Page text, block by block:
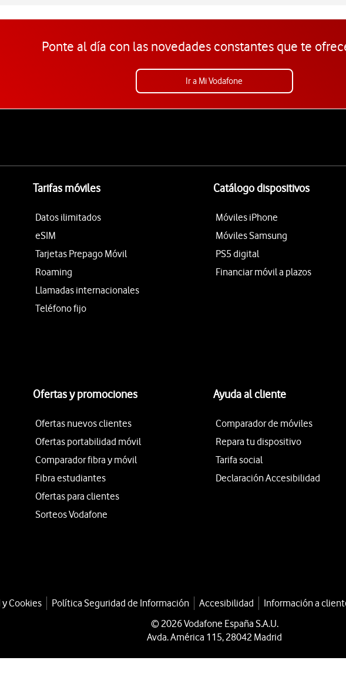
Ponte al día con las novedades constantes que te
Ir a Mi Vodafone
Tarifas móviles
Datos ilimitados
eSIM
Tarjetas Prepago Móvil
Roaming
Llamadas internacionales
Teléfono fijo
Catálogo dispositivos
Móviles iPhone
Móviles Samsung
PS5 digital
Financiar móvil a plazos
Ofertas y promociones
Ofertas nuevos clientes
Ofertas portabilidad móvil
Comparador fibra y móvil
Fibra estudiantes
Ofertas para clientes
Sorteos Vodafone
Ayuda al cliente
Comparador de móviles
Repara tu dispositivo
Tarifa social
Declaración Accesibilidad
Cookies Política Seguridad de Información Accesibilidad Información a
© 2026 Vodafone España S.A.U.
Avda. América 115, 28042 Madrid